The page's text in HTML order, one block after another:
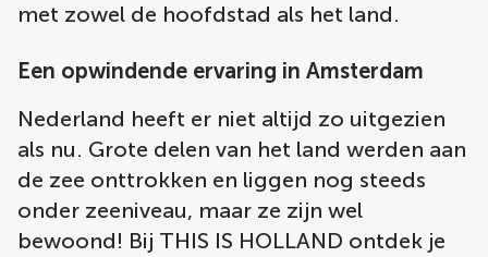
met zowel de hoofdstad als het land.
Een opwindende ervaring in Amsterdam
Nederland heeft er niet altijd zo uitgezien
als nu. Grote delen van het land werden aan
de zee onttrokken en liggen nog steeds
onder zeeniveau, maar ze zijn wel
bewoond! Bij THIS IS HOLLAND ontdek je